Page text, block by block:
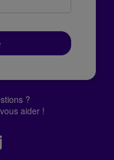
?
aider !